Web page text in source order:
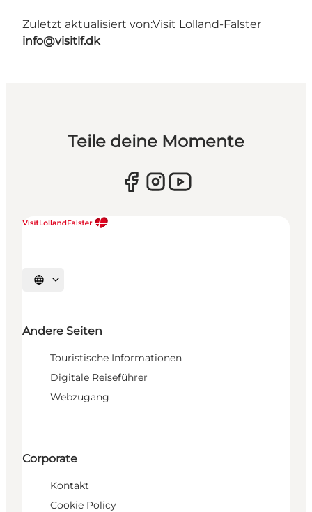
Zuletzt aktualisiert von:Visit Lolland-Falster
info@visitlf.dk
Teile deine Momente
Sprache auswählen
Andere Seiten
Touristische Informationen
Digitale Reiseführer
Webzugang
Corporate
Kontakt
Cookie Policy